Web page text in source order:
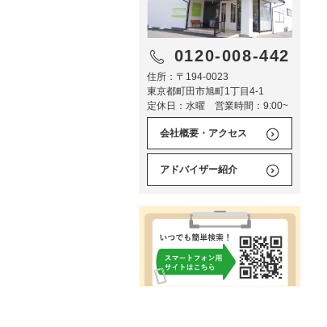
0120-008-442
住所：〒194-0023
東京都町田市旭町1丁目4-1
定休日：水曜 営業時間：9:00~
会社概要・アクセス
アドバイザー紹介